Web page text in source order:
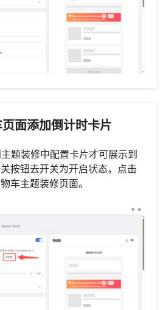
面添加倒计时卡片
题装修中配置卡片才可展示到
按钮去开关为开启状态，点击
车主题装修页面。